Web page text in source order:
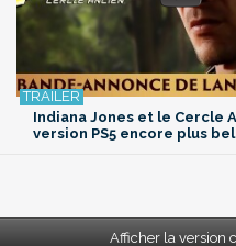
Indiana Jones et le Cercle
version PS5 encore plus
Afficher la version